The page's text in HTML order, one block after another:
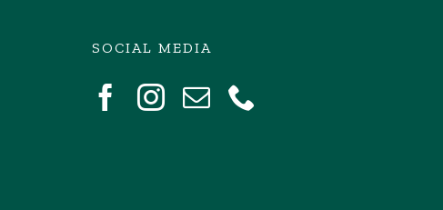
SOCIAL MEDIA